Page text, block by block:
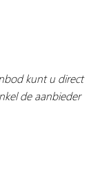
kunt u direct
de aanbieder